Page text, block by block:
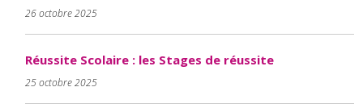
26 octobre 2025
Réussite Scolaire : les Stages de réussite
25 octobre 2025